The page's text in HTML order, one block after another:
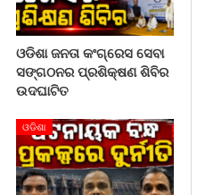
ଓଡିଶା ଜନତା କଂଗ୍ରେସ ସେବା
ସଙ୍ଗଠନର ପ୍ରଶିକ୍ଷଣ ଶିବିର
ଉଦଘାଟିତ
ଓଡିଶା